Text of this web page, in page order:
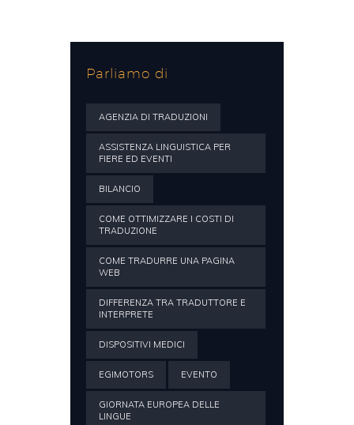
Parliamo di
AGENZIA DI TRADUZIONI
ASSISTENZA LINGUISTICA PER
FIERE ED EVENTI
BILANCIO
COME OTTIMIZZARE I COSTI DI
TRADUZIONE
COME TRADURRE UNA PAGINA
WEB
DIFFERENZA TRA TRADUTTORE E
INTERPRETE
DISPOSITIVI MEDICI
EGIMOTORS EVENTO
GIORNATA EUROPEA DELLE
LINGUE